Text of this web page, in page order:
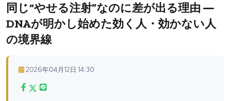
同じ“やせる注射”なのに差が出る理由 ―
DNAが明かし始めた効く人・効かない人
の境界線
2026年04月12日 14:30